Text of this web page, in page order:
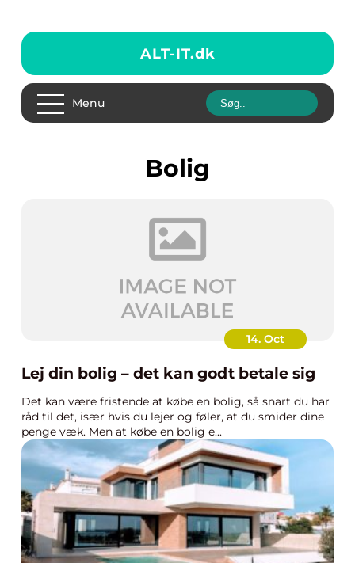
ALT-IT.dk
Menu
bolig
14. Oct
Lej din bolig – det kan godt betale sig
Det kan være fristende at købe en bolig, så snart du har
råd til det, især hvis du lejer og føler, at du smider dine
penge væk. Men at købe en bolig e...